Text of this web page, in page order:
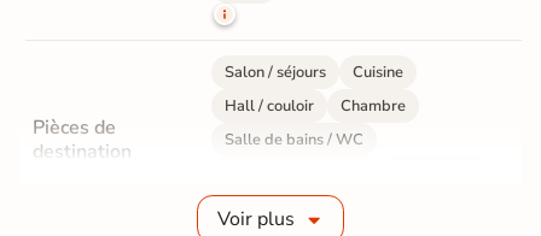
Pièces de
destination
Salon / séjours
Cuisine
Hall / couloir
Chambre
Salle de bains / WC
Sol intérieur
Voir plus